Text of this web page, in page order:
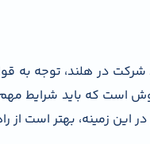
شرکت در هلند، توجه به
است که باید شرایط
این زمینه، بهتر است از